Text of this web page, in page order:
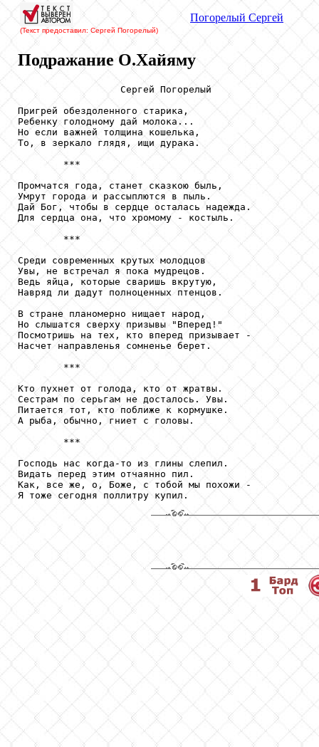
(Текст предоставил: Сергей Погорелый)
Погорелый Сергей
Подражание О.Хайяму
                  Сергей Погорелый
Пригрей обездоленного старика,
Ребенку голодному дай молока...
Но если важней толщина кошелька,
То, в зеркало глядя, ищи дурака.
        ***
Промчатся года, станет сказкою быль,
Умрут города и рассыплются в пыль.
Дай Бог, чтобы в сердце осталась надежда.
Для сердца она, что хромому - костыль.
        ***
Среди современных крутых молодцов
Увы, не встречал я пока мудрецов.
Ведь яйца, которые сваришь вкрутую,
Навряд ли дадут полноценных птенцов.
В стране планомерно нищает народ,
Но слышатся сверху призывы "Вперед!"
Посмотришь на тех, кто вперед призывает -
Насчет направленья сомненье берет.
        ***
Кто пухнет от голода, кто от жратвы.
Сестрам по серьгам не досталось. Увы.
Питается тот, кто поближе к кормушке.
А рыба, обычно, гниет с головы.
        ***
Господь нас когда-то из глины слепил.
Видать перед этим отчаянно пил.
Как, все же, о, Боже, с тобой мы похожи -
Я тоже сегодня поллитру купил.